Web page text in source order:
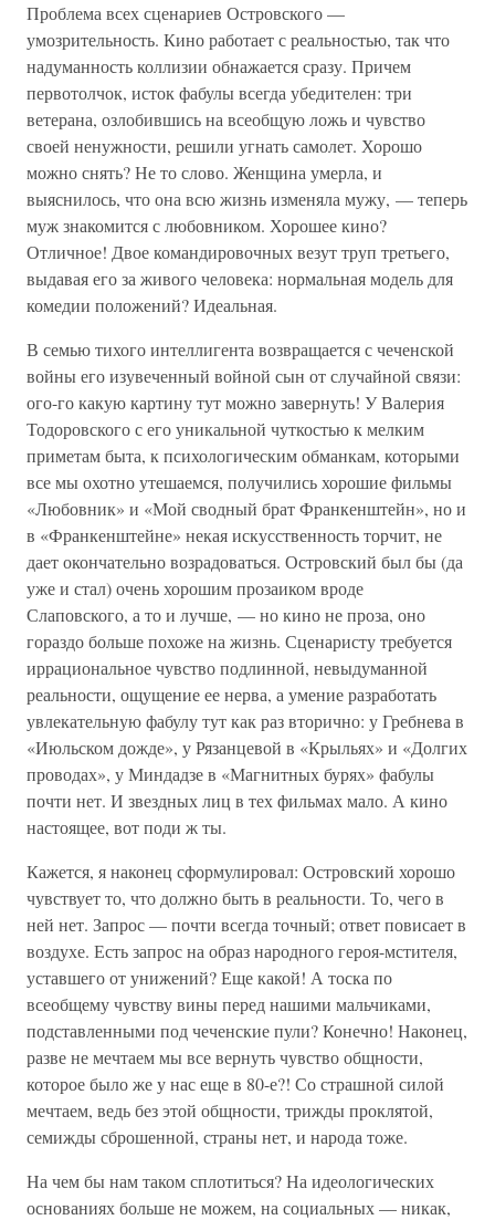
Проблема всех сценариев Островского —
умозрительность. Кино работает с реальностью, так что
надуманность коллизии обнажается сразу. Причем
первотолчок, исток фабулы всегда убедителен: три
ветерана, озлобившись на всеобщую ложь и чувство
своей ненужности, решили угнать самолет. Хорошо
можно снять? Не то слово. Женщина умерла, и
выяснилось, что она всю жизнь изменяла мужу, — теперь
муж знакомится с любовником. Хорошее кино?
Отличное! Двое командировочных везут труп третьего,
выдавая его за живого человека: нормальная модель для
комедии положений? Идеальная.
В семью тихого интеллигента возвращается с чеченской
войны его изувеченный войной сын от случайной связи:
ого-го какую картину тут можно завернуть! У Валерия
Тодоровского с его уникальной чуткостью к мелким
приметам быта, к психологическим обманкам, которыми
все мы охотно утешаемся, получились хорошие фильмы
«Любовник» и «Мой сводный брат Франкенштейн», но и
в «Франкенштейне» некая искусственность торчит, не
дает окончательно возрадоваться. Островский был бы (да
уже и стал) очень хорошим прозаиком вроде
Слаповского, а то и лучше, — но кино не проза, оно
гораздо больше похоже на жизнь. Сценаристу требуется
иррациональное чувство подлинной, невыдуманной
реальности, ощущение ее нерва, а умение разработать
увлекательную фабулу тут как раз вторично: у Гребнева в
«Июльском дожде», у Рязанцевой в «Крыльях» и «Долгих
проводах», у Миндадзе в «Магнитных бурях» фабулы
почти нет. И звездных лиц в тех фильмах мало. А кино
настоящее, вот поди ж ты.
Кажется, я наконец сформулировал: Островский хорошо
чувствует то, что должно быть в реальности. То, чего в
ней нет. Запрос — почти всегда точный; ответ повисает в
воздухе. Есть запрос на образ народного героя-мстителя,
уставшего от унижений? Еще какой! А тоска по
всеобщему чувству вины перед нашими мальчиками,
подставленными под чеченские пули? Конечно! Наконец,
разве не мечтаем мы все вернуть чувство общности,
которое было же у нас еще в 80-е?! Со страшной силой
мечтаем, ведь без этой общности, трижды проклятой,
семижды сброшенной, страны нет, и народа тоже.
На чем бы нам таком сплотиться? На идеологических
основаниях больше не можем, на социальных — никак,